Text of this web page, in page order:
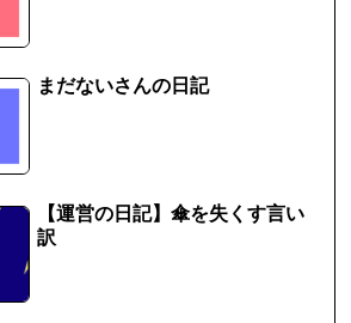
まだないさんの日記
【運営の日記】傘を失くす言い
訳